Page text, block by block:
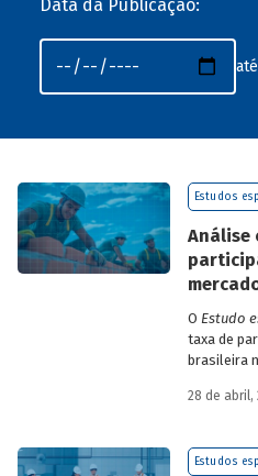
Data da Publicação:
Estudos
Análise
O Estudo
taxa de
brasileira
países de
distintas.
28 de abril,
Estudos